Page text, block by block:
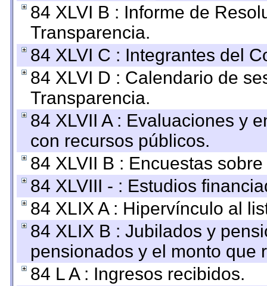
84 XLVI B : Informe de
Transparencia.
84 XLVI C : Integrantes del
84 XLVI D : Calendario de
Transparencia.
84 XLVII A : Evaluaciones y
con recursos públicos.
84 XLVII B : Encuestas
84 XLVIII - : Estudios
84 XLIX A : Hipervínculo al
84 XLIX B : Jubilados y
pensionados y el monto que
84 L A : Ingresos recibidos.